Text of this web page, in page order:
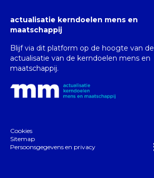
actualisatie kerndoelen mens en
maatschappij
Blijf via dit platform op de hoogte van de
actualisatie van de kerndoelen mens en
maatschappij.
Cookies
Sitemap
Persoonsgegevens en privacy